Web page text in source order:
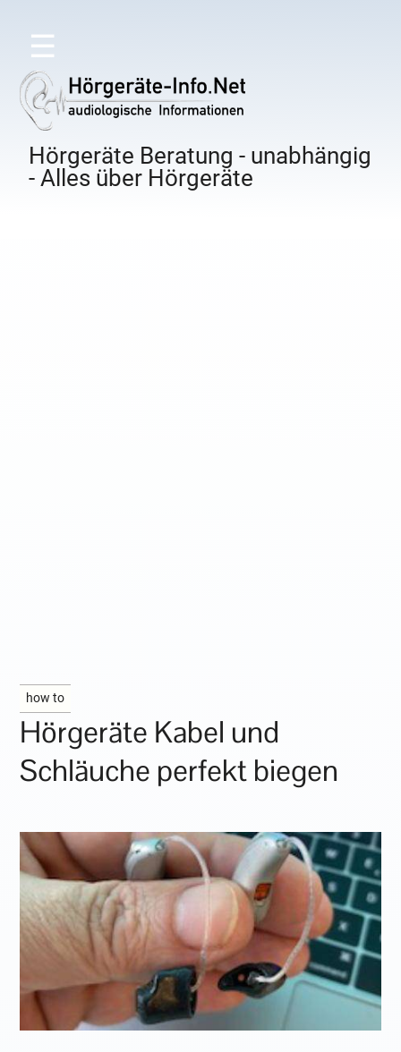
☰
Hörgeräte Beratung - unabhängig
- Alles über Hörgeräte
how to
Hörgeräte Kabel und
Schläuche perfekt biegen